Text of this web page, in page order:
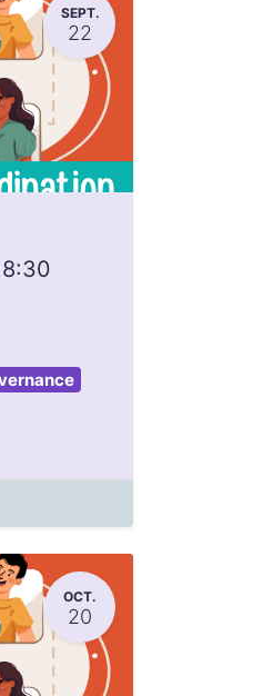
SEPT.
22
OCT.
20